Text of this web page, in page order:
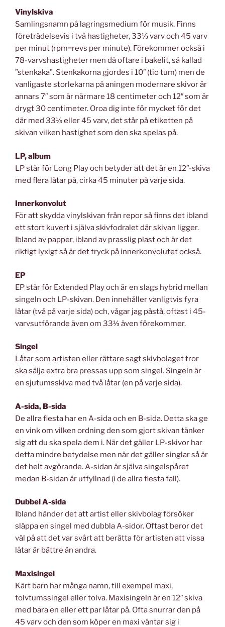
Vinylskiva
Samlingsnamn på lagringsmedium för musik. Finns
företrädelsevis i två hastigheter, 33⅓ varv och 45 varv
per minut (rpm=revs per minute). Förekommer också i
78-varvshastigheter men då oftare i bakelit, så kallad
”stenkaka”. Stenkakorna gjordes i 10″ (tio tum) men de
vanligaste storlekarna på aningen modernare skivor är
annars 7″ som är närmare 18 centimeter och 12″ som är
drygt 30 centimeter. Oroa dig inte för mycket för det
där med 33⅓ eller 45 varv, det står på etiketten på
skivan vilken hastighet som den ska spelas på.
LP, album
LP står för Long Play och betyder att det är en 12″-skiva
med flera låtar på, cirka 45 minuter på varje sida.
Innerkonvolut
För att skydda vinylskivan från repor så finns det ibland
ett stort kuvert i själva skivfodralet där skivan ligger.
Ibland av papper, ibland av prasslig plast och är det
riktigt lyxigt så är det tryck på innerkonvolutet också.
EP
EP står för Extended Play och är en slags hybrid mellan
singeln och LP-skivan. Den innehåller vanligtvis fyra
låtar (två på varje sida) och, vågar jag påstå, oftast i 45-
varvsutförande även om 33⅓ även förekommer.
Singel
Låtar som artisten eller rättare sagt skivbolaget tror
ska sälja extra bra pressas upp som singel. Singeln är
en sjutumsskiva med två låtar (en på varje sida).
A-sida, B-sida
De allra flesta har en A-sida och en B-sida. Detta ska ge
en vink om vilken ordning den som gjort skivan tänker
sig att du ska spela dem i. När det gäller LP-skivor har
detta mindre betydelse men när det gäller singlar så är
det helt avgörande. A-sidan är själva singelspåret
medan B-sidan är utfyllnad (i de allra flesta fall).
Dubbel A-sida
Ibland händer det att artist eller skivbolag försöker
släppa en singel med dubbla A-sidor. Oftast beror det
väl på att det var svårt att berätta för artisten att vissa
låtar är bättre än andra.
Maxisingel
Kärt barn har många namn, till exempel maxi,
tolvtumssingel eller tolva. Maxisingeln är en 12″ skiva
med bara en eller ett par låtar på. Ofta snurrar den på
45 varv och den som köper en maxi väntar sig i